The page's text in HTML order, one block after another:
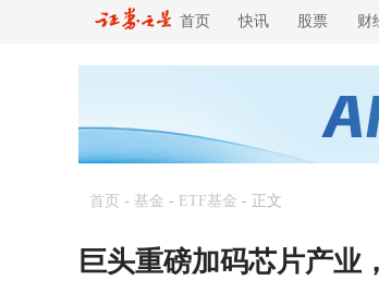
首页 快讯 股票 财
首页 - 基金 - ETF基金 - 正文
巨头重磅加码芯片产业